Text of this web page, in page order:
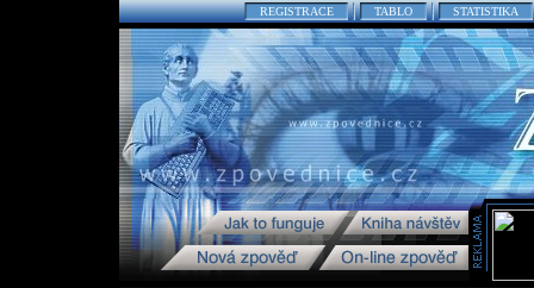
REGISTRACE TABLO STATISTIKA